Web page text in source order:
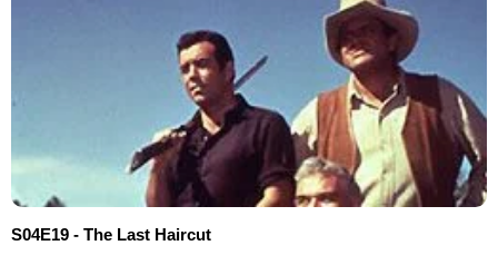
S04E19 - The Last Haircut